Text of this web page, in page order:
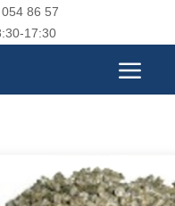
86 57
17:30